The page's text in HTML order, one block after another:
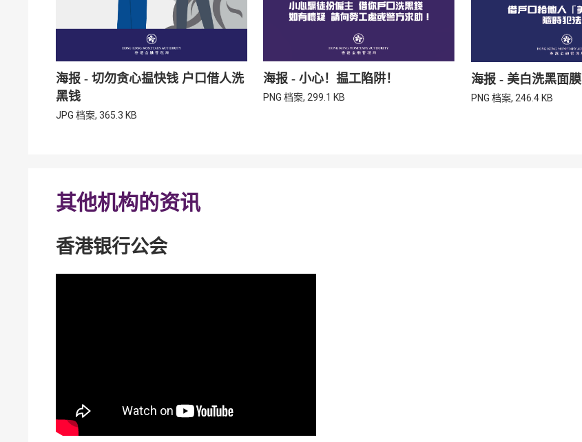
海报 - 切勿贪心揾快钱 户口借人洗
黑钱
JPG 档案, 365.3 KB
海报 - 小心！揾工陷阱！
PNG 档案, 299.1 KB
海报 - 美白洗黑面膜
PNG 档案, 246.4 KB
其他机构的资讯
香港银行公会